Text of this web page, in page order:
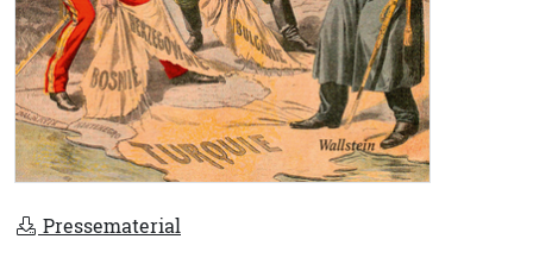
Pressematerial